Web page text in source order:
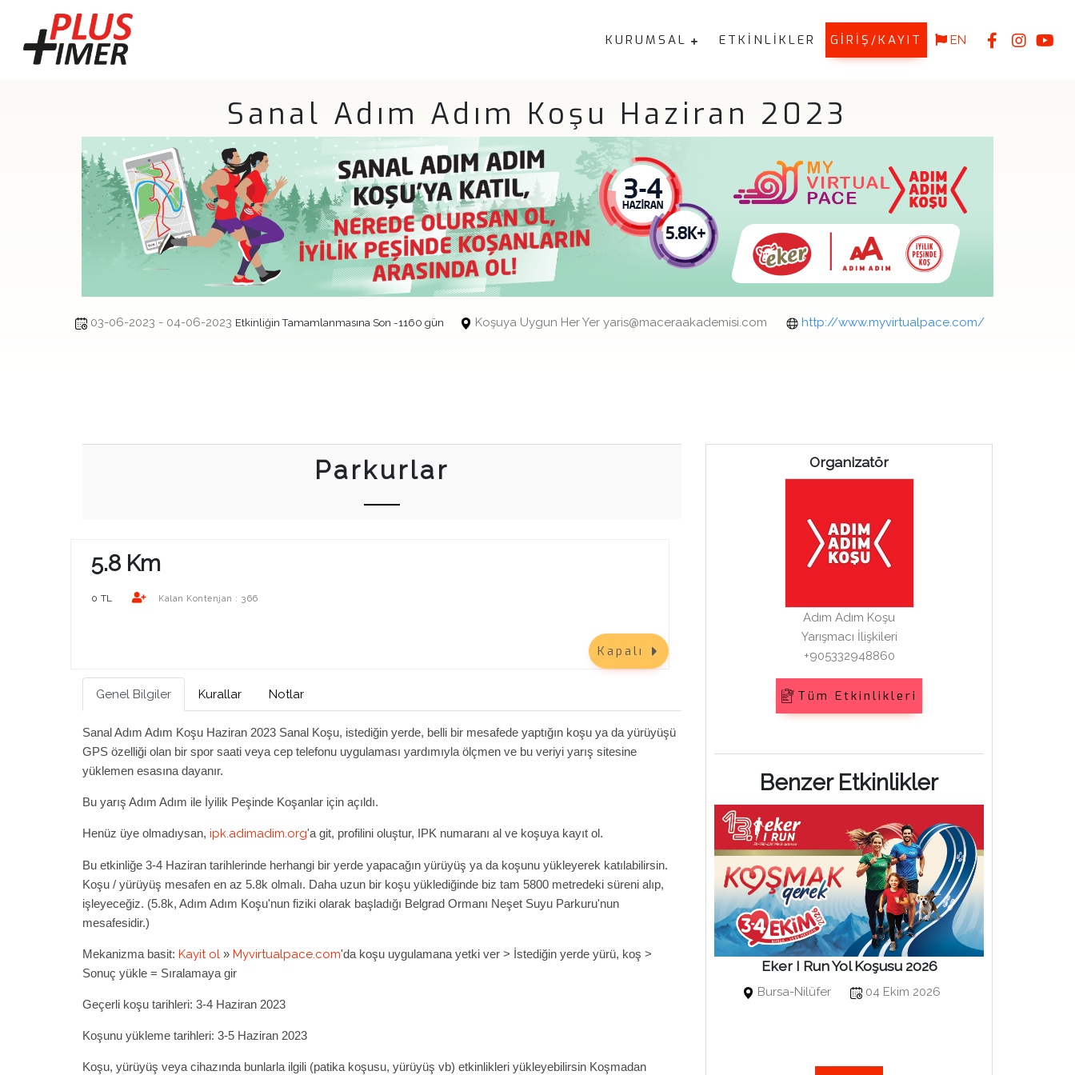
KURUMSAL ETKİNLİKLER GİRİŞ/KAYIT EN
Sanal Adım Adım Koşu Haziran 2023
03-06-2023 - 04-06-2023 Etkinliğin Tamamlanmasına Son -1160 gün Koşuya Uygun Her Yer yaris@maceraakademisi.com http://www.myvirtualpace.com/
Parkurlar
5.8 Km
0 TL Kalan Kontenjan : 366
Kapalı
Genel Bilgiler Kurallar Notlar
Sanal Adım Adım Koşu Haziran 2023 Sanal Koşu, istediğin yerde, belli bir mesafede yaptığın koşu ya da yürüyüşü
GPS özelliği olan bir spor saati veya cep telefonu uygulaması yardımıyla ölçmen ve bu veriyi yarış sitesine
yüklemen esasına dayanır.
Bu yarış Adım Adım ile İyilik Peşinde Koşanlar için açıldı.
Henüz üye olmadıysan, ipk.adimadim.org'a git, profilini oluştur, IPK numaranı al ve koşuya kayıt ol.
Bu etkinliğe 3-4 Haziran tarihlerinde herhangi bir yerde yapacağın yürüyüş ya da koşunu yükleyerek katılabilirsin.
Koşu / yürüyüş mesafen en az 5.8k olmalı. Daha uzun bir koşu yüklediğinde biz tam 5800 metredeki süreni alıp,
işleyeceğiz. (5.8k, Adım Adım Koşu'nun fiziki olarak başladığı Belgrad Ormanı Neşet Suyu Parkuru'nun
mesafesidir.)
Mekanizma basit: Kayit ol » Myvirtualpace.com'da koşu uygulamana yetki ver > İstediğin yerde yürü, koş >
Sonuç yükle = Sıralamaya gir
Geçerli koşu tarihleri: 3-4 Haziran 2023
Koşunu yükleme tarihleri: 3-5 Haziran 2023
Koşu, yürüyüş veya cihazında bunlarla ilgili (patika koşusu, yürüyüş vb) etkinlikleri yükleyebilirsin Koşmadan
Organizatör
Adım Adım Koşu
Yarışmacı İlişkileri
+905332948860
Tüm Etkinlikleri
Benzer Etkinlikler
Bosphorun Quarter Marathon Bebek
Kuruçeşme - Bebek
Anadolu Sigorta Bir Adım Daha Eker I Run Yol Koşusu 2026
Bursa-Nilüfer 04 Ekim 2026